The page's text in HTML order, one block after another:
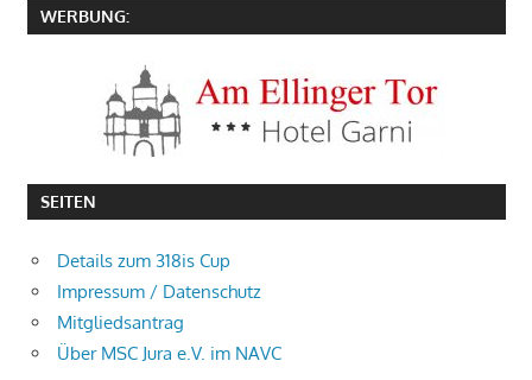
WERBUNG:
SEITEN
Details zum 318is Cup
Impressum / Datenschutz
Mitgliedsantrag
Über MSC Jura e.V. im NAVC